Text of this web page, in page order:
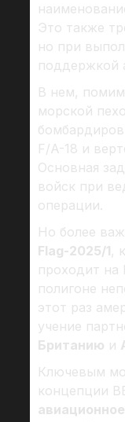
Это также
но при
поддержкой
В нем,
морской
F/A-18 и
Основная
войск при
операции.
Но более
Flag-2025/1,
проходит на
полигоне
этот раз
учение
Британию и
Ключевым
концепции